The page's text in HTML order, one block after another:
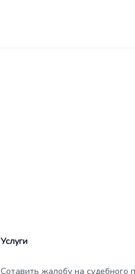
Услуги
Сотавить жалобу на судебного